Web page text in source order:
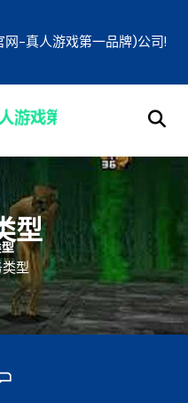
网-真人游戏第一品牌)公司!
型
型